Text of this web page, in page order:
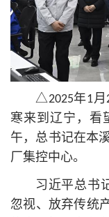
△2025年1月
寒来到辽宁，看
午，总书记在本
厂集控中心。
习 近平总书
忽视、放弃传统